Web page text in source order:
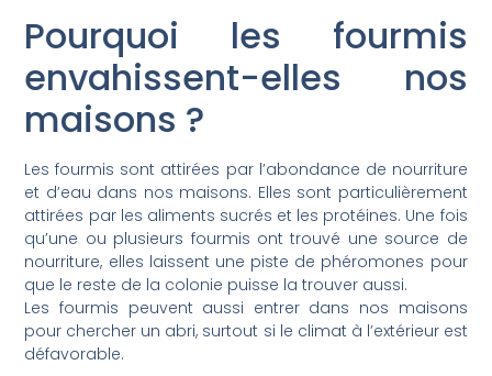
Pourquoi les fourmis
envahissent-elles nos
maisons ?
Les fourmis sont attirées par l’abondance de nourriture
et d’eau dans nos maisons. Elles sont particulièrement
attirées par les aliments sucrés et les protéines. Une fois
qu’une ou plusieurs fourmis ont trouvé une source de
nourriture, elles laissent une piste de phéromones pour
que le reste de la colonie puisse la trouver aussi.
Les fourmis peuvent aussi entrer dans nos maisons
pour chercher un abri, surtout si le climat à l’extérieur est
défavorable.